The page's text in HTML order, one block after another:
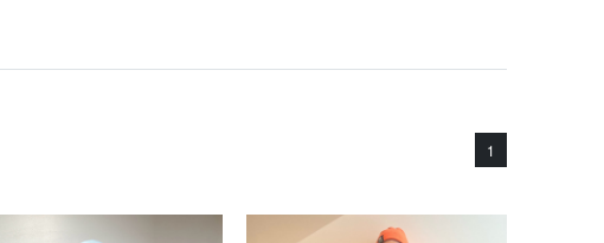
1